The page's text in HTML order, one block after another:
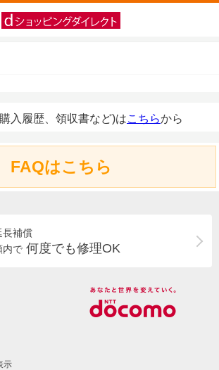
入履歴、領収書など)はこちらから
FAQはこちら
長補償
内で 何度でも修理OK
示